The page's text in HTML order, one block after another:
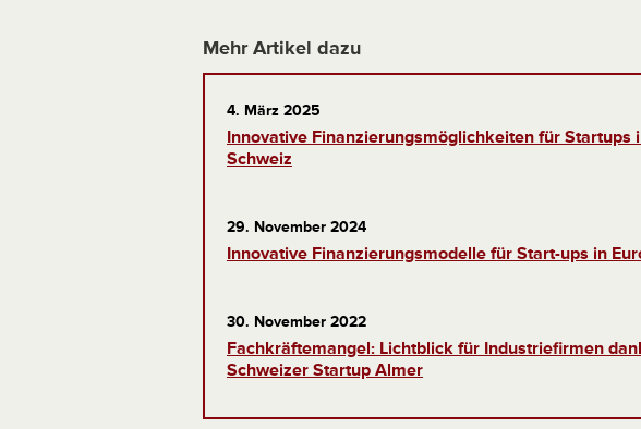
Mehr Artikel dazu
4. März 2025
Innovative Finanzierungsmöglichkeiten für Startups
Schweiz
29. November 2024
Innovative Finanzierungsmodelle für Start-ups in
30. November 2022
Fachkräftemangel: Lichtblick für Industriefirmen
Schweizer Startup Almer